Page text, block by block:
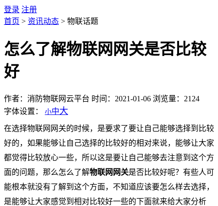
登录 注册
首页 > 资讯动态 > 物联话题
怎么了解物联网网关是否比较
好
作者：消防物联网云平台 时间：2021-01-06 浏览量：2124
字体设置： 小中大
在选择物联网网关的时候，是要求了要让自己能够选择到比较
好的，如果能够让自己选择的比较好的相对来说，能够让大家
都觉得比较放心一些，所以这是要让自己能够去注意到这个方
面的问题，那么怎么了解物联网网关是否比较好呢？有些人可
能根本就没有了解到这个方面，不知道应该要怎么样去选择，
是能够让大家感觉到相对比较好一些的下面就来给大家分析